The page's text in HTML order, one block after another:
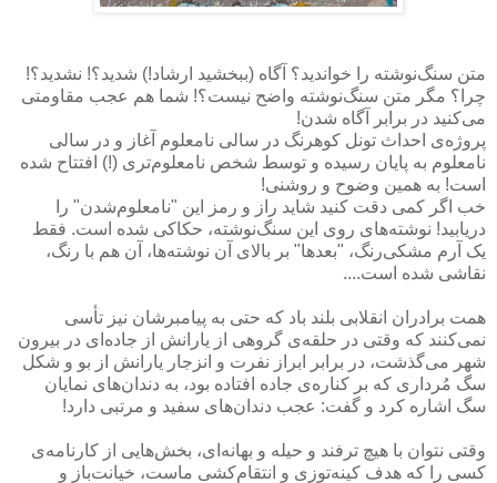
متن سنگ‌نوشته را خواندید؟ آگاه (ببخشید ارشاد!) شدید؟! نشدید؟!
چرا؟ مگر متن سنگ‌نوشته واضح نیست؟! شما هم عجب مقاومتی
می‌کنید در برابر آگاه شدن!
پروژه‌ی احداث تونل کوهرنگ در سالی نامعلوم آغاز و در سالی
نامعلوم به پایان رسیده و توسط شخص نامعلوم‌تری (!) افتتاح شده
است! به همین وضوح و روشنی!
خب اگر کمی دقت کنید شاید راز و رمز این "نامعلوم‌شدن" را
دریابید! نوشته‌های روی این سنگ‌نوشته، حکاکی شده است. فقط
یک آرم مشکی‌رنگ، "بعدها" بر بالای آن نوشته‌ها، آن هم با رنگ،
نقاشی شده است....
همت برادران انقلابی بلند باد که حتی به پیامبرشان نیز تأسی
نمی‌کنند که وقتی در حلقه‌ی گروهی از یارانش از جاده‌ای در بیرون
شهر می‌گذشت، در برابر ابراز نفرت و انزجار یارانش از بو و شکل
سگ مُرداری که بر کناره‌ی جاده افتاده بود، به دندان‌های نمایان
سگ اشاره کرد و گفت: عجب دندان‌های سفید و مرتبی دارد!
وقتی نتوان با هیچ ترفند و حیله و بهانه‌ای، بخش‌هایی از کارنامه‌ی
کسی را که هدف کینه‌توزی و انتقام‌کشی ماست، خیانت‌باز و